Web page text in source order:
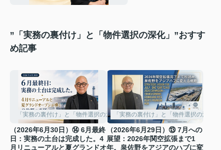
”「実務の裏付け」と「物件選択の深化」”おすす
め記事
「実務の裏付け」と「物件選択の深化」
（2026年6月30日）⑭ 6月最終
日：実務の土台は完成した。4
月リニューアルと夏グランドオ
「実務の裏付け」と「物件選択の深化」
（2026年6月29日）⑬ 7月への
展望：2026年関空拡張まで1
年。泉佐野をアジアのハブに変